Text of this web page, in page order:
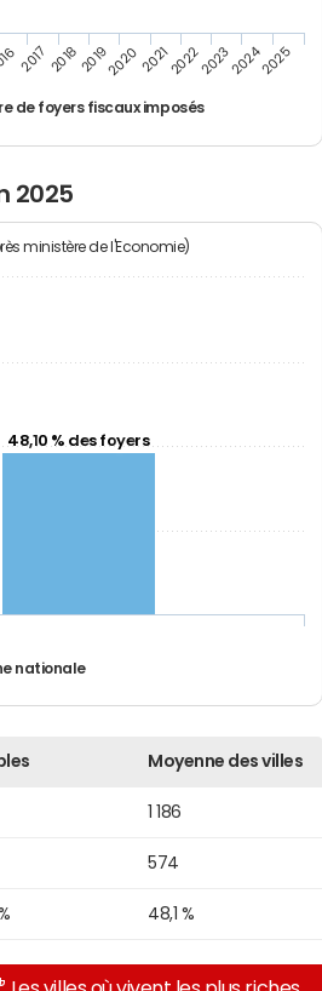
de foyers fiscaux imposés
2017 20182019202020212022202320242025
2025
ministère de l'Economie)
48,10 % des foyers
nationale
Moyenne des villes
1 186
574
48,1 %